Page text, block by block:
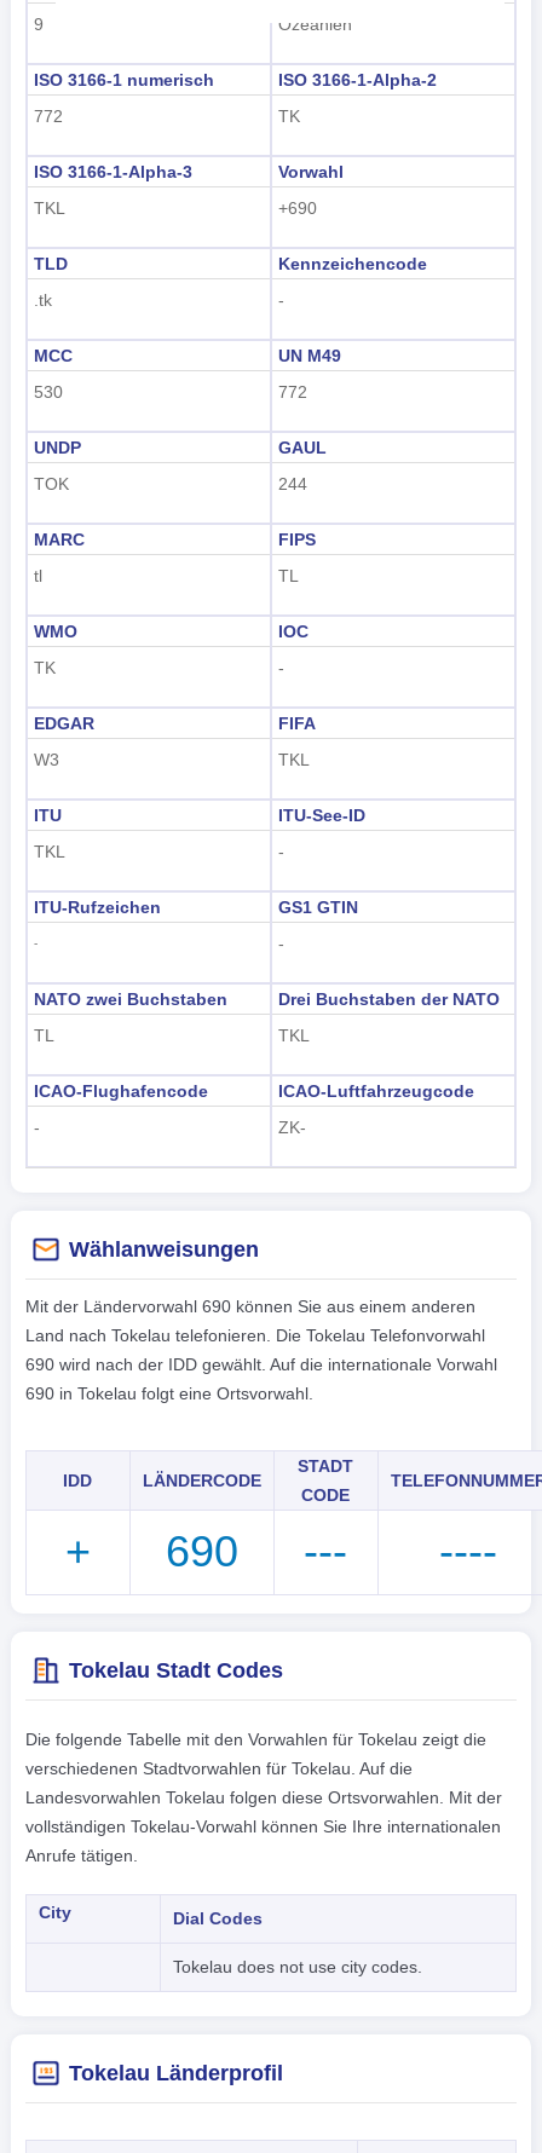
tiếng Việt
한국어
9
Ozeanien
ISO 3166-1 numerisch
772
ISO 3166-1-Alpha-2
TK
ISO 3166-1-Alpha-3
TKL
Vorwahl
+690
TLD
.tk
Kennzeichencode
-
MCC
530
UN M49
772
UNDP
TOK
GAUL
244
MARC
tl
FIPS
TL
WMO
TK
IOC
-
EDGAR
W3
FIFA
TKL
ITU
TKL
ITU-See-ID
-
ITU-Rufzeichen
-
GS1 GTIN
-
NATO zwei Buchstaben
TL
Drei Buchstaben der NATO
TKL
ICAO-Flughafencode
-
ICAO-Luftfahrzeugcode
ZK-
Wählanweisungen
Mit der Ländervorwahl 690 können Sie aus einem anderen
Land nach Tokelau telefonieren. Die Tokelau Telefonvorwahl
690 wird nach der IDD gewählt. Auf die internationale Vorwahl
690 in Tokelau folgt eine Ortsvorwahl.
IDD LÄNDERCODE
STADT
CODE
+ 690 --- ----
Tokelau Stadt Codes
Die folgende Tabelle mit den Vorwahlen für Tokelau zeigt die
verschiedenen Stadtvorwahlen für Tokelau. Auf die
Landesvorwahlen Tokelau folgen diese Ortsvorwahlen. Mit der
vollständigen Tokelau-Vorwahl können Sie Ihre internationalen
Anrufe tätigen.
City Dial Codes
Tokelau does not use city codes.
Tokelau Länderprofil